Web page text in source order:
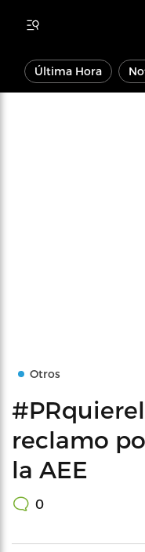
Última Hora
Otros
reclamo
la AEE
0